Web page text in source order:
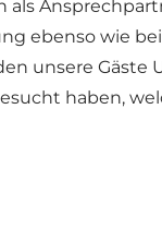
ebenso wie
unsere Gäste
haben,